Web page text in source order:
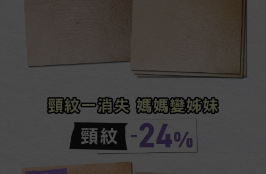
頸紋一消失 媽媽變姊妹​
頸紋​-24%